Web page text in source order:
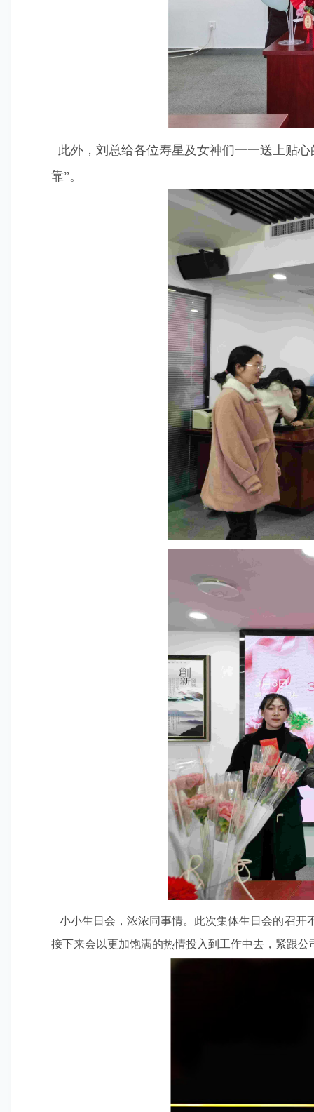
此外，刘总给各位寿星及女神们一一送上贴
靠”。
小小生日会，浓浓同事情。此次集体生日会的召开
接下来会以更加饱满的热情投入到工作中去，紧跟